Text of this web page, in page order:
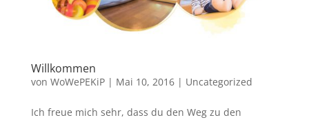
Willkommen
von WoWePEKiP| Mai 10, 2016| Uncategorized
Ich freue mich sehr, dass du den Weg zu den